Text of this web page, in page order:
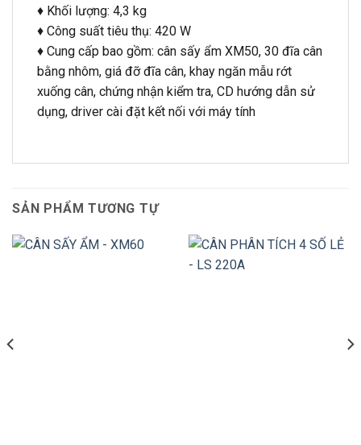
♦ Khối lượng: 4,3 kg
♦ Công suất tiêu thụ: 420 W
♦ Cung cấp bao gồm: cân sấy ẩm XM50, 30 đĩa cân
bằng nhôm, giá đỡ đĩa cân, khay ngăn mẫu rớt
xuống cân, chứng nhận kiểm tra, CD hướng dẫn sử
dụng, driver cài đặt kết nối với máy tính
SẢN PHẨM TƯƠNG TỰ